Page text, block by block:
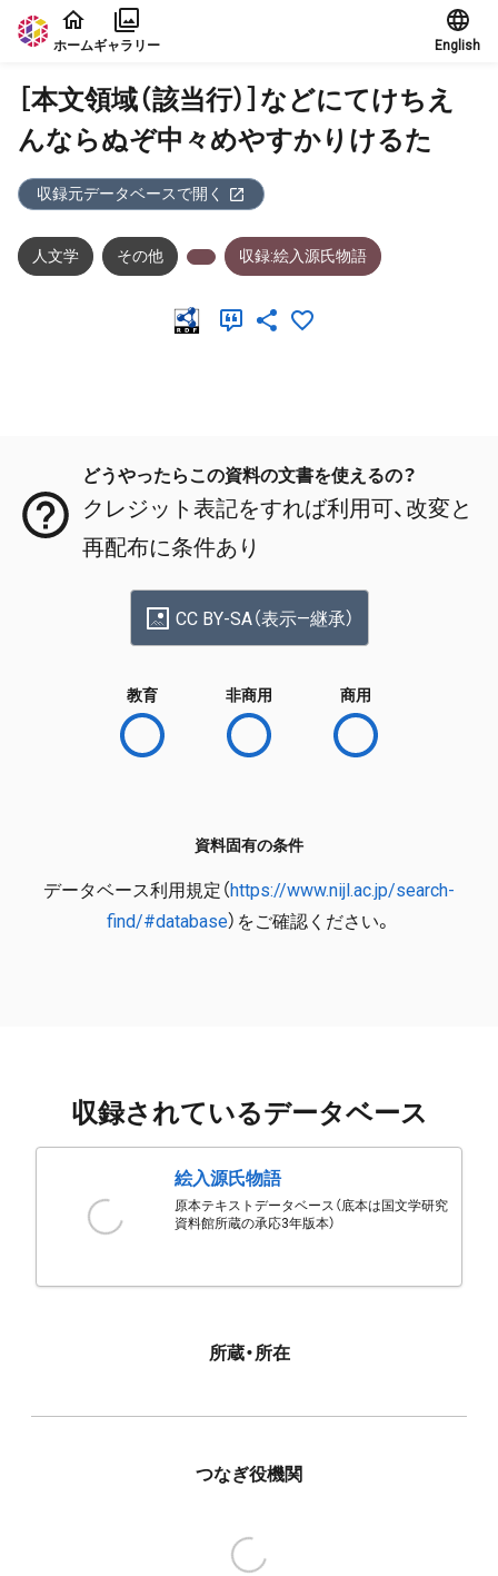
本文に飛ぶ
ホームギャラリー English
［本文領域（該当行）］などにてけちえ
んならぬぞ中々めやすかりけるた
収録元データベースで開く
人文学 その他 収録:絵入源氏物語
どうやったらこの資料の文書を使えるの？
クレジット表記をすれば利用可、改変と
再配布に条件あり
CC BY-SA（表示—継承）
教育 非商用 商用
資料固有の条件
データベース利用規定（https://www.nijl.ac.jp/search-
find/#database）をご確認ください。
収録されているデータベース
絵入源氏物語
原本テキストデータベース（底本は国文学研究
資料館所蔵の承応3年版本）
所蔵・所在
つなぎ役機関